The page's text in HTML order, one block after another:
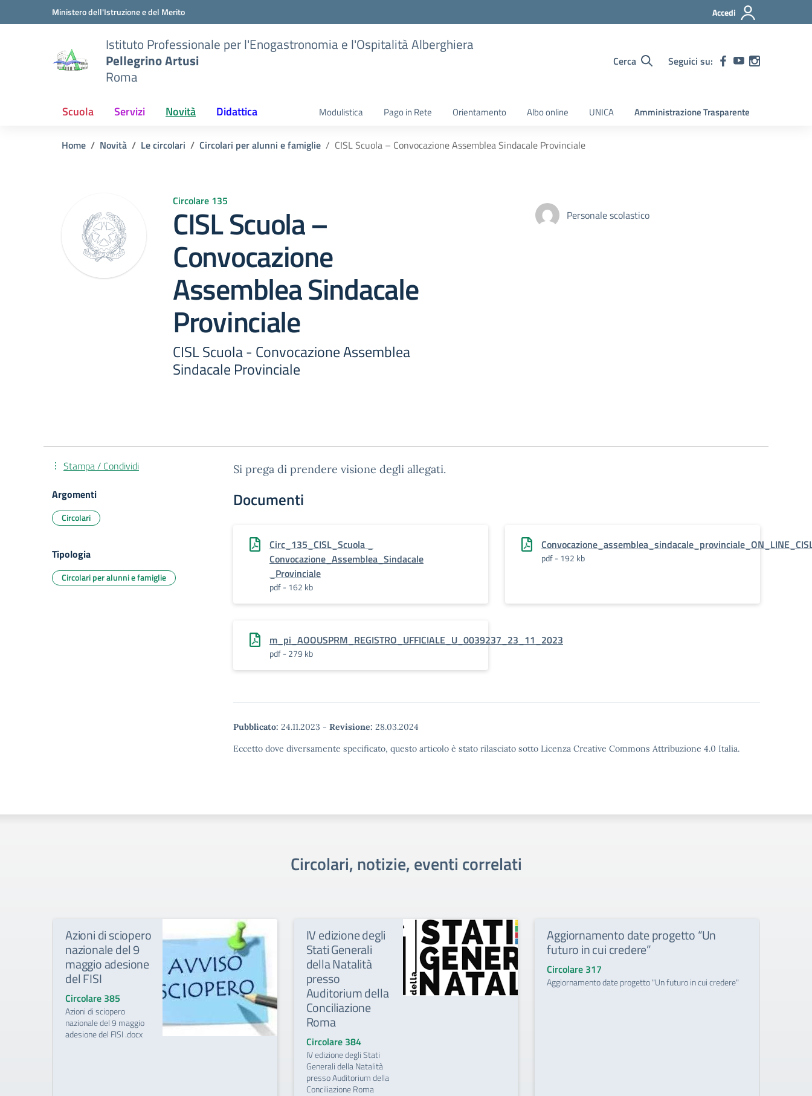
Vai ai contenuti
Vai al menu di navigazioneMinistero dell'Istruzione e del Merito Accedi
Istituto Professionale per l'Enogastronomia e l'Ospitalità Alberghiera
Pellegrino Artusi
Roma
Cerca Seguici su:
Scuola Servizi Novità Didattica Modulistica Pago in Rete Orientamento Albo online UNICA Amministrazione Trasparente
Home Novità Le circolari Circolari per alunni e famiglie CISL Scuola – Convocazione Assemblea Sindacale Provinciale
Circolare 135
CISL Scuola –
Convocazione
Assemblea Sindacale
Provinciale
CISL Scuola - Convocazione Assemblea
Sindacale Provinciale
Personale scolastico
Si prega di prendere visione degli allegati.
Documenti
Circ_135_CISL_Scuola _
Convocazione_Assemblea_Sindacale
_Provinciale
pdf - 162 kb
pdf - 192 kb
m_pi_AOOUSPRM_REGISTRO_UFFICIALE_U_0039237_23_11_2023
pdf - 279 kb
Pubblicato: 24.11.2023 - Revisione: 28.03.2024
Eccetto dove diversamente specificato, questo articolo è stato rilasciato sotto Licenza Creative Commons Attribuzione 4.0 Italia.
Stampa / Condividi
Argomenti
Circolari
Tipologia
Circolari per alunni e famiglie
Circolari, notizie, eventi correlati
Azioni di sciopero
nazionale del 9
maggio adesione
del FISI
Circolare 385
Azioni di sciopero
nazionale del 9 maggio
adesione del FISI .docx
IV edizione degli
Stati Generali
della Natalità
presso
Auditorium della
Conciliazione
Roma
Circolare 384
IV edizione degli Stati
Generali della Natalità
presso Auditorium della
Conciliazione Roma
Aggiornamento date progetto “Un
futuro in cui credere”
Circolare 317
Aggiornamento date progetto "Un futuro in cui credere"